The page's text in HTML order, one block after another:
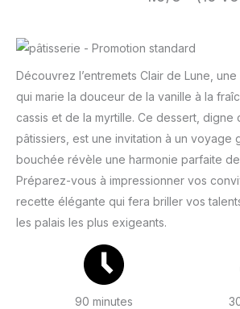
Découvrez l’entremets Clair de Lune,
qui marie la douceur de la vanille à la
cassis et de la myrtille. Ce dessert, digne
pâtissiers, est une invitation à un voyage
bouchée révèle une harmonie parfaite
Préparez-vous à impressionner vos
recette élégante qui fera briller vos
les palais les plus exigeants.
90 minutes